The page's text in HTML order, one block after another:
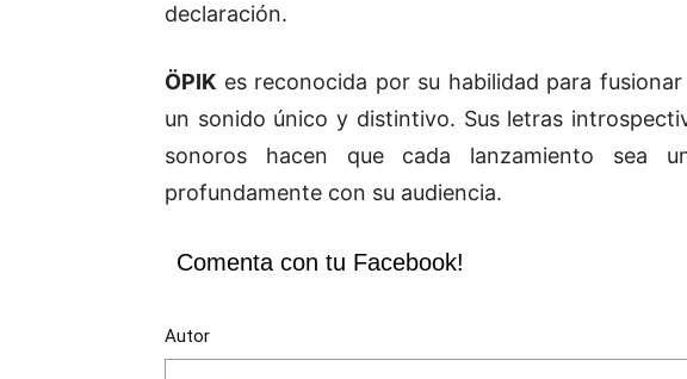
declaración.
ÖPIK es reconocida por su habilidad para
un sonido único y distintivo. Sus letras
sonoros hacen que cada lanzamiento sea
profundamente con su audiencia.
Comenta con tu Facebook!
Autor